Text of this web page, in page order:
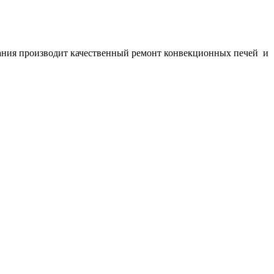
производит качественный ремонт конвекционных печей и